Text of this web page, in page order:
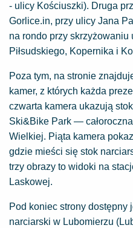
- ulicy Kościuszki). Druga
Gorlice.in, przy ulicy Jana
na rondo przy skrzyżowaniu
Piłsudskiego, Kopernika i
Poza tym, na stronie
kamer, z których każda
czwarta kamera ukazują
Ski&Bike Park —
Wielkiej. Piąta kamera
gdzie mieści się stok
trzy obrazy to widoki na
Laskowej.
Pod koniec strony dostępny
narciarski w Lubomierzu